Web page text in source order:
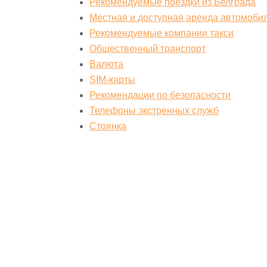
Рекомендуемые поездки из Белграда
Местная и доступная аренда
Рекомендуемые компании такси
Общественный транспорт
Валюта
SIM-карты
Рекомендации по безопасности
Телефоны экстренных служб
Стоянка